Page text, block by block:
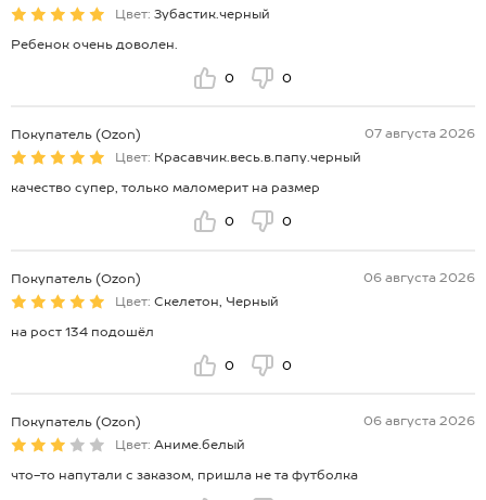
Цвет: Зубастик.черный
Ребенок очень доволен.
0 0
Покупатель (Ozon)
07 августа 2026
Цвет: Красавчик.весь.в.папу.черный
качество супер, только маломерит на размер
0 0
Покупатель (Ozon)
06 августа 2026
Цвет: Скелетон, Черный
на рост 134 подошёл
0 0
Покупатель (Ozon)
06 августа 2026
Цвет: Аниме.белый
что-то напутали с заказом, пришла не та футболка